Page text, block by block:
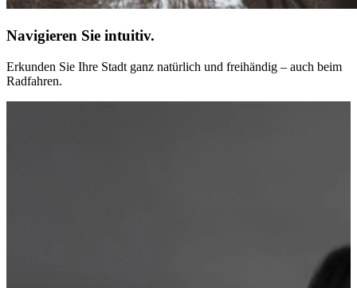
Navigieren Sie intuitiv.
Erkunden Sie Ihre Stadt ganz natürlich und freihändig – auch beim
Radfahren.